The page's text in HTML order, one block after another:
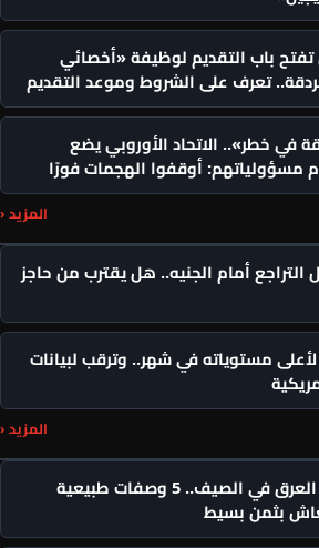
تفتح باب التقديم لوظيفة «أخصائي
تعرف على الشروط وموعد التقديم
في خطر».. الاتحاد الأوروبي يضع
مسؤولياتهم: أوقفوا الهجمات فورًا
المزيد ‹
التراجع أمام الجنيه.. هل يقترب من حاجز
مستوياته في شهر.. وترقب لبيانات
المزيد ‹
وداعًا لرائحة العرق في الصيف.. 5 وصفات طبيعية
بثمن بسيط